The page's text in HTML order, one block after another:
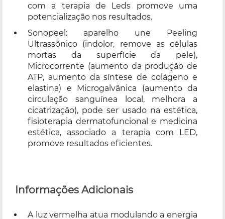
com a terapia de Leds promove uma
potencialização nos resultados.
Sonopeel: aparelho une Peeling
Ultrassônico (indolor, remove as células
mortas da superfície da pele),
Microcorrente (aumento da produção de
ATP, aumento da síntese de colágeno e
elastina) e Microgalvânica (aumento da
circulação sanguínea local, melhora a
cicatrização), pode ser usado na estética,
fisioterapia dermatofuncional e medicina
estética, associado a terapia com LED,
promove resultados eficientes.
Informações Adicionais
A luz vermelha atua modulando a energia